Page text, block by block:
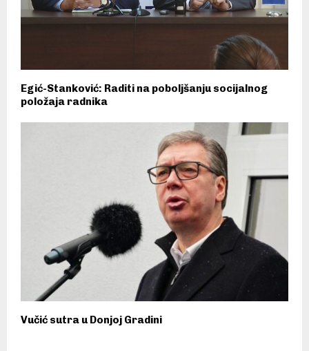
Egić-Stanković: Raditi na poboljšanju socijalnog
položaja radnika
Vučić sutra u Donjoj Gradini